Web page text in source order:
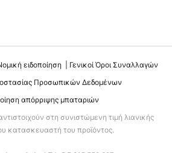
ειδοποίηση
Γενικοί Όροι Συναλλαγών
Προσωπικών Δεδομένων
απόρριψης μπαταριών
στη συνιστώμενη τιμή λιανικής
κατασκευαστή του προϊόντος.